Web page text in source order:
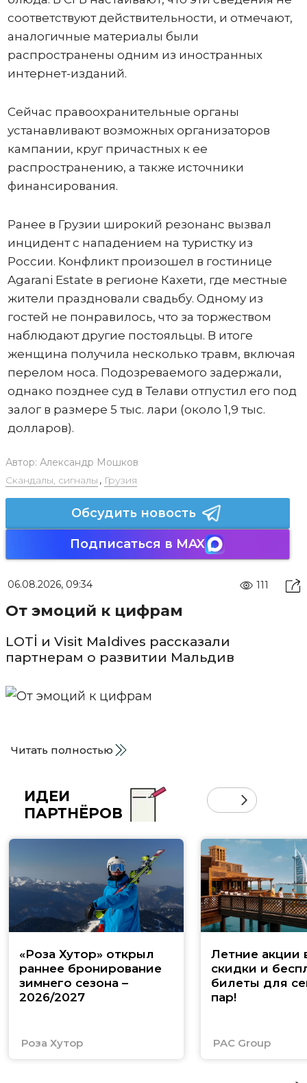
соответствуют действительности, и отмечают,
аналогичные материалы были
распространены одним из иностранных
интернет-изданий.
Сейчас правоохранительные органы
устанавливают возможных организаторов
кампании, круг причастных к ее
распространению, а также источники
финансирования.
Ранее в Грузии широкий резонанс вызвал
инцидент с нападением на туристку из
России. Конфликт произошел в гостинице
Agarani Estate в регионе Кахети, где местные
жители праздновали свадьбу. Одному из
гостей не понравилось, что за торжеством
наблюдают другие постояльцы. В итоге
женщина получила несколько травм, включая
перелом носа. Подозреваемого задержали,
однако позднее суд в Телави отпустил его под
залог в размере 5 тыс. лари (около 1,9 тыс.
долларов).
Автор: Александр Мошков
Скандалы, сигналы , Грузия
Обсудить новость
Подписаться в MAX
06.08.2026, 09:34 111
От эмоций к цифрам
LOTİ и Visit Maldives рассказали
партнерам о развитии Мальдив
Читать полностью
ИДЕИ
ПАРТНЁРОВ
«Роза Хутор» открыл
раннее бронирование
зимнего сезона –
2026/2027
Роза Хутор
Летние акции
скидки и
билеты для
пар!
PAC Group